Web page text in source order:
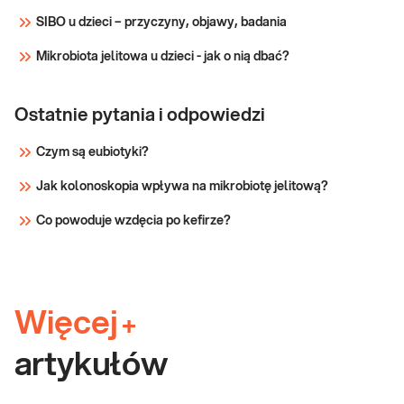
SIBO u dzieci – przyczyny, objawy, badania
Mikrobiota jelitowa u dzieci - jak o nią dbać?
Ostatnie pytania i odpowiedzi
Czym są eubiotyki?
Jak kolonoskopia wpływa na mikrobiotę jelitową?
Co powoduje wzdęcia po kefirze?
Więcej +
artykułów